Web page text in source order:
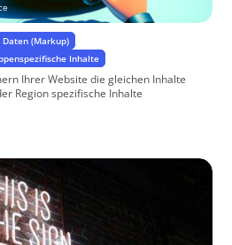
(Markup)
Inhalte
Ihrer Website die gleichen Inhalte
Region spezifische Inhalte